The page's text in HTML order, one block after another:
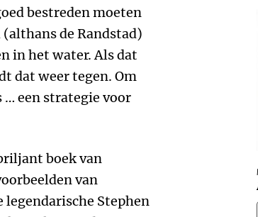
bestreden moeten
de Randstad)
in het water. Als dat
dat weer tegen. Om
… een strategie voor
boek van
van
Stephen